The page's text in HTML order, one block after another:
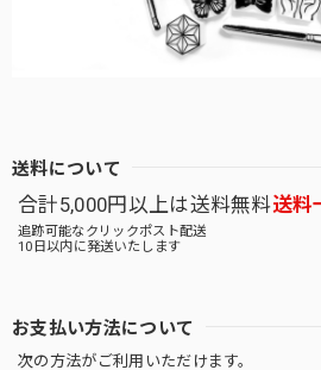
送料について
合計5,000円以上は送料無料送料
追跡可能なクリックポスト配送
10日以内に発送いたします
お支払い方法について
次の方法がご利用いただけます。